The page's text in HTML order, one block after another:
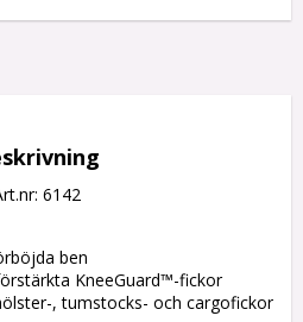
6142
ben
KneeGuard™-fickor
, tumstocks- och cargofickor